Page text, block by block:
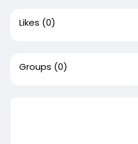
Likes (0)
Groups (0)